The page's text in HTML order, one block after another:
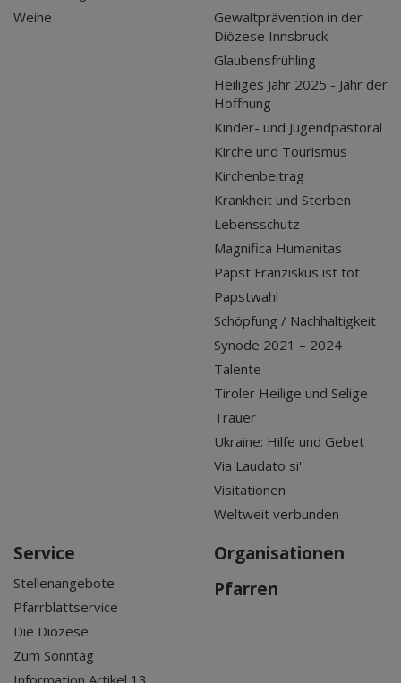
Weihe
Gewaltprävention in der
Diözese Innsbruck
Glaubensfrühling
Heiliges Jahr 2025 - Jahr der
Hoffnung
Kinder- und Jugendpastoral
Kirche und Tourismus
Kirchenbeitrag
Krankheit und Sterben
Lebensschutz
Magnifica Humanitas
Papst Franziskus ist tot
Papstwahl
Schöpfung / Nachhaltigkeit
Synode 2021 – 2024
Talente
Tiroler Heilige und Selige
Trauer
Ukraine: Hilfe und Gebet
Via Laudato si'
Visitationen
Weltweit verbunden
Service
Stellenangebote
Pfarrblattservice
Die Diözese
Zum Sonntag
Information Artikel 13
Organisationen
Pfarren